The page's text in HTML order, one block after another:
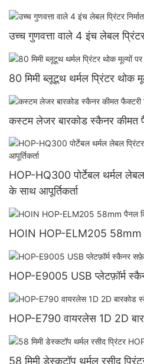
उच्च गुणवत्ता वाले 4 इंच लेबल प्रिंटर
80 मिमी ब्लूटूथ थर्मल प्रिंटर थोक
कस्टम लेजर बारकोड स्कैनर कीमत
HOP-HQ300 पोर्टेबल थर्मल
के साथ आपूर्तिकर्ता
HOIN HOP-ELM205 58mm
HOP-E9005 USB प्लेटफ़ॉर्म
HOP-E790 वायरलेस 1D 2D
58 मिमी डेस्कटॉप थर्मल रसीद